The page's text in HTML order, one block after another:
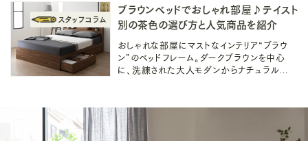
ブラウンベッドでおしゃれ部屋♪テイスト
別の茶色の選び方と人気商品を紹介
おしゃれな部屋にマストなインテリア“ブラウ
ン”のベッドフレーム。ダークブラウンを中心
に、洗練された大人モダンからナチュラルモダ